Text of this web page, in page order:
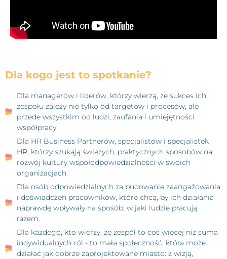
Dla kogo jest to spotkanie?
Dla managerów i liderów, którzy wierzą, że sukces ich
zespołu zależy nie tylko od targetów i procesów, ale
przede wszystkim od ludzi, zaufania i umiejętności
współpracy.
Dla HR Business Partnerów, specjalistów i specjalistek
HR, którzy szukają świeżych, praktycznych sposobów na
rozwój kultury współodpowiedzialności w swoich
organizacjach.
Dla osób odpowiedzialnych za budowanie zaangażowania
i doświadczeń pracowników, które chcą, by ich działania
naprawdę wpływały na sposób, w jaki ludzie pracują
razem.
Dla każdego, kto wierzy, że zespół to coś więcej niż suma
indywidualnych ról - to mała społeczność, która może
działać jak dobrze zaprojektowane miasto: z wizją,